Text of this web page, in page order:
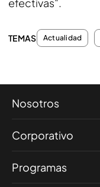
TEMAS Actualidad
Nosotros
Corporativo
Programas